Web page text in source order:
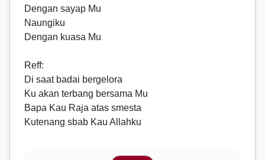
Dengan sayap Mu
Naungiku
Dengan kuasa Mu
Reff:
Di saat badai bergelora
Ku akan terbang bersama Mu
Bapa Kau Raja atas smesta
Kutenang sbab Kau Allahku